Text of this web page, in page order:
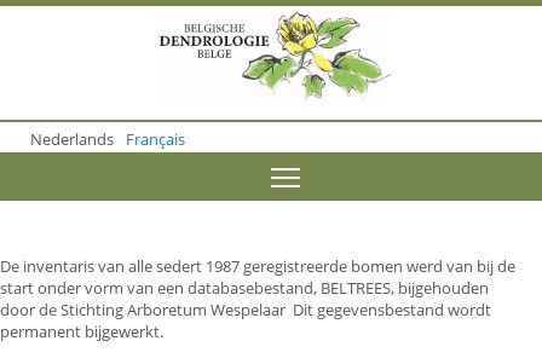
o
m
o
n
t
e
n
Nederlands Français
De inventaris van alle sedert 1987 geregistreerde bomen werd van bij de
start onder vorm van een databasebestand, BELTREES, bijgehouden
door de Stichting Arboretum Wespelaar Dit gegevensbestand wordt
permanent bijgewerkt.